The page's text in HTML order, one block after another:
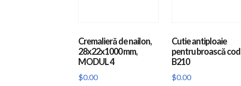
Cremalieră de nailon,
28x22x1000 mm,
MODUL 4
$0.00
Cutie antiploaie
pentru broască cod
B210
$0.00